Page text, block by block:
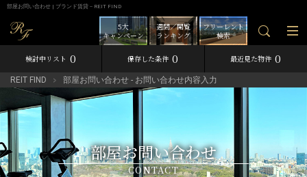
部屋お問い合わせ | ブランド賃貸－REIT FIND
フリーレント
検索
週間／閲覧
ランキング
5大
キャンペーン
検討中リスト 0 保存した条件 0 最近見た物件 0
REIT FIND 部屋お問い合わせ - お問い合わせ内容入力
部屋お問い合わせ
CONTACT